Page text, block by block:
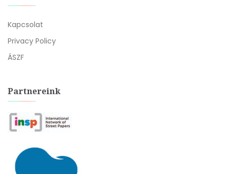
Kapcsolat
Privacy Policy
ÁSZF
Partnereink